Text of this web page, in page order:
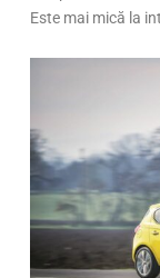
Este mai mică la